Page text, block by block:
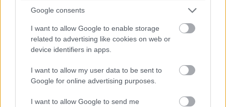
Google consents
I want to allow Google to enable storage
related to advertising like cookies on web or
device identifiers in apps.
I want to allow my user data to be sent to
Google for online advertising purposes.
I want to allow Google to send me
Kíméletlenül visszavágtak az ukránok Kijev
rakétázása miatt
Bizarr baleset történt a budapesti metrón